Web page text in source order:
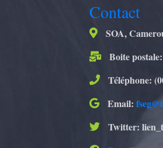
Contact
SOA,
Boite
Téléphone:
Email:
Twitter: